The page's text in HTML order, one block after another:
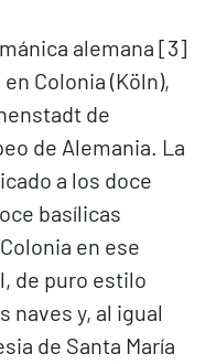
alemana [3]​
Colonia (Köln),
de
de Alemania. La
a los doce
basílicas
en ese
de puro estilo
naves y, al igual
de Santa María